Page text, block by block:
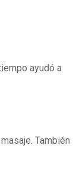
ayudó a
También